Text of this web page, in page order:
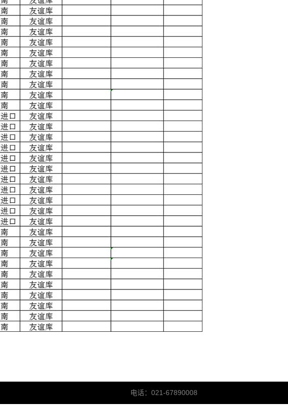
电话：021-67890008